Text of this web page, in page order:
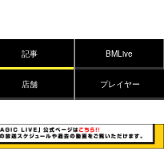
記事 BMLive
店舗 プレイヤー